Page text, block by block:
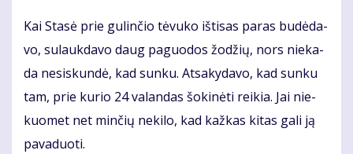
Kai Sta­sė prie gu­lin­čio tė­vu­ko iš­ti­sas pa­ras bu­dė­da­
vo, su­lauk­da­vo daug pa­guo­dos žo­džių, nors nie­ka­
da ne­si­skun­dė, kad sun­ku. At­sa­ky­da­vo, kad sun­ku
tam, prie ku­rio 24 va­lan­das šo­ki­nė­ti rei­kia. Jai nie­
kuo­met net min­čių ne­ki­lo, kad kaž­kas ki­tas ga­li ją
pa­va­duo­ti.